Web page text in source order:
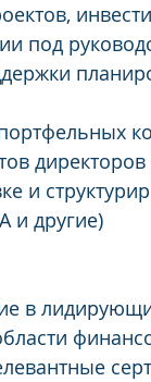
под
и
и другие)
в